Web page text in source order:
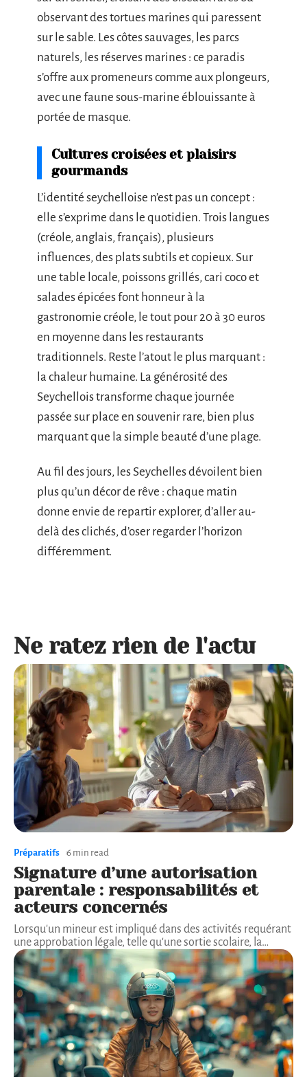
observant des tortues marines qui paressent
sur le sable. Les côtes sauvages, les parcs
naturels, les réserves marines : ce paradis
s’offre aux promeneurs comme aux plongeurs,
avec une faune sous-marine éblouissante à
portée de masque.
Cultures croisées et plaisirs
gourmands
L’identité seychelloise n’est pas un concept :
elle s’exprime dans le quotidien. Trois langues
(créole, anglais, français), plusieurs
influences, des plats subtils et copieux. Sur
une table locale, poissons grillés, cari coco et
salades épicées font honneur à la
gastronomie créole, le tout pour 20 à 30 euros
en moyenne dans les restaurants
traditionnels. Reste l’atout le plus marquant :
la chaleur humaine. La générosité des
Seychellois transforme chaque journée
passée sur place en souvenir rare, bien plus
marquant que la simple beauté d’une plage.
Au fil des jours, les Seychelles dévoilent bien
plus qu’un décor de rêve : chaque matin
donne envie de repartir explorer, d’aller au-
delà des clichés, d’oser regarder l’horizon
différemment.
Ne ratez rien de l'actu
Préparatifs 6 min read
Signature d’une autorisation
parentale : responsabilités et
acteurs concernés
Lorsqu'un mineur est impliqué dans des activités requérant
une approbation légale, telle qu'une sortie scolaire, la…